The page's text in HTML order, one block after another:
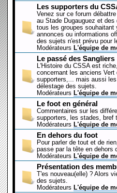
Les supporters du
Venez sur ce forum
au Stade Dugauguez et
tous les groupes
annonces ou informations
des sujets n'est prévu pour
Modérateurs L'équipe de
Le passé des Sangliers
L'Histoire du CSSA est
concernant les anciens
supporters,... mais aussi
délestage des sujets.
Modérateurs L'équipe de
Le foot en général
Commentaires sur les
supporters, les stades, bref
Modérateurs L'équipe de
En dehors du foot
Pour parler de tout et de
passe par la tête en dehors
Modérateurs L'équipe de
Présentation des
T'es nouveau(elle) ? Alors
des sujets.
Modérateurs L'équipe de